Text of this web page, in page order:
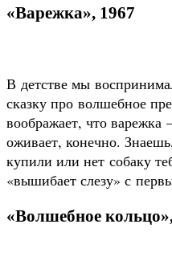
«Варежка», 1967
В детстве мы
сказку про волшебное
воображает, что
оживает, конечно.
купили или нет собаку
«вышибает слезу» с
«Волшебное